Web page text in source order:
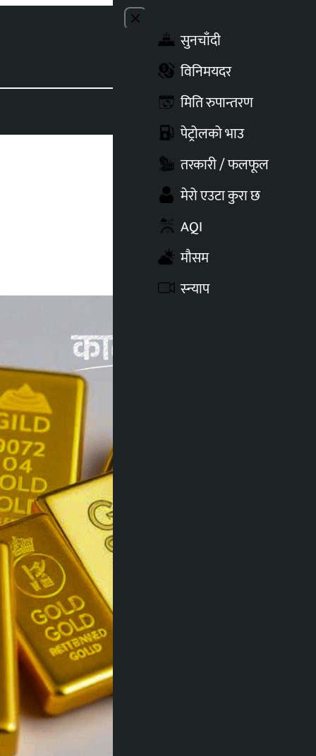
Close menu
सुनचाँदी
विनिमयदर
मिति रुपान्तरण
पेट्रोलको भाउ
तरकारी / फलफूल
मेरो एउटा कुरा छ
AQI
मौसम
स्न्याप